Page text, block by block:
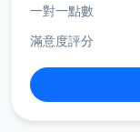
一對一點數
滿意度評分